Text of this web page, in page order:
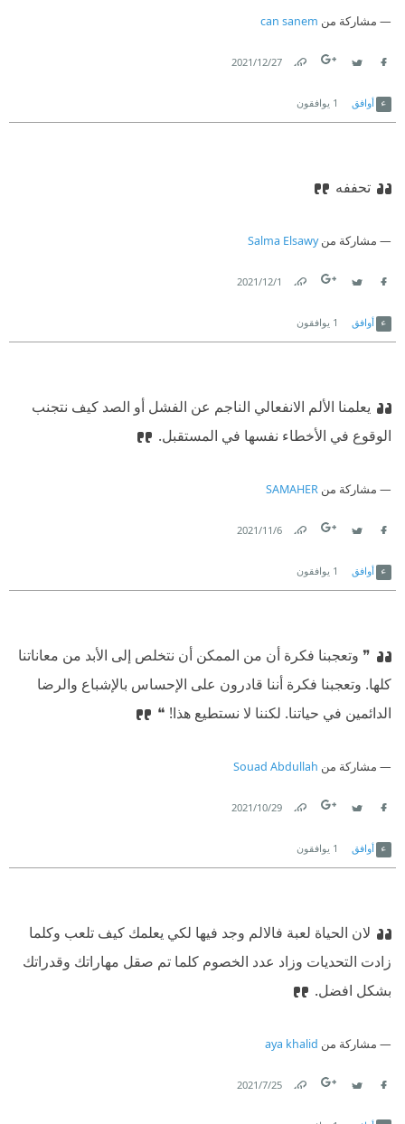
مشاركة من can sanem
27‏/12‏/2021
أوافق 1 يوافقون
تحففه
مشاركة منSalma Elsawy
1‏/12‏/2021
أوافق 1 يوافقون
يعلمنا الألم الانفعالي الناجم عن الفشل أو الصد كيف نتجنب
الوقوع في الأخطاء نفسها في المستقبل.⁠
مشاركة من SAMAHER
6‏/11‏/2021
أوافق 1 يوافقون
❞ وتعجبنا فكرة أن من الممكن أن نتخلص إلى الأبد من معاناتنا
كلها. وتعجبنا فكرة أننا قادرون على الإحساس بالإشباع والرضا
الدائمين في حياتنا. ⁠‫لكننا لا نستطيع هذا! ❝
مشاركة من Souad Abdullah
29‏/10‏/2021
أوافق 1 يوافقون
لان الحياة لعبة فالالم وجد فيها لكي يعلمك كيف تلعب وكلما
زادت التحديات وزاد عدد الخصوم كلما تم صقل مهاراتك وقدراتك
بشكل افضل.
مشاركة من aya khalid
25‏/7‏/2021